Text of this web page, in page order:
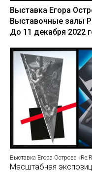
Выставка Егора
Выставочные залы
До 11 декабря 2022
Выставка Егора Острова
Масштабная